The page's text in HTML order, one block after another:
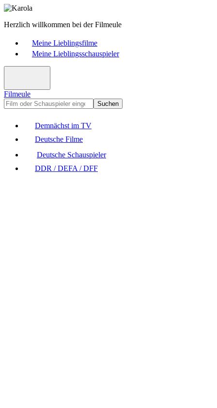
Herzlich willkommen bei der Filmeule
Meine Lieblingsfilme
Meine Lieblingsschauspieler
Filmeule
Suchen
Demnächst im TV
Deutsche Filme
Deutsche Schauspieler
DDR / DEFA / DFF